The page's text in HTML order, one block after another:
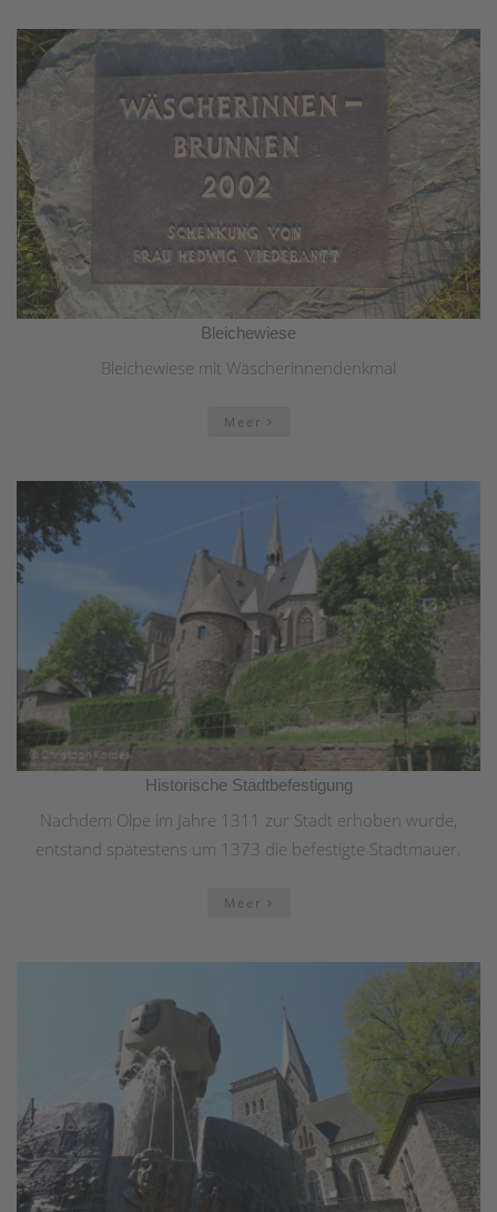
Bleichewiese
Bleichewiese mit Wäscherinnendenkmal
Meer
Historische Stadtbefestigung
Nachdem Olpe im Jahre 1311 zur Stadt erhoben wurde,
entstand spätestens um 1373 die befestigte Stadtmauer.
Meer